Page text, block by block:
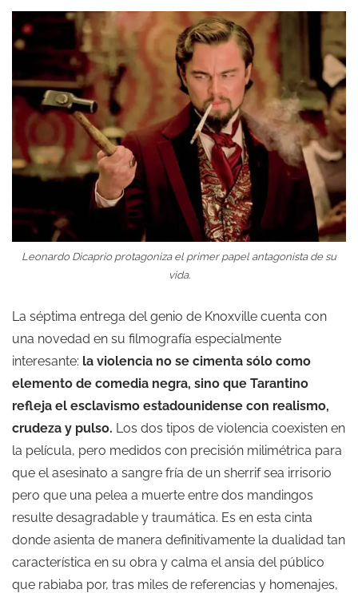
Leonardo Dicaprio protagoniza el primer papel antagonista de su
vida.
La séptima entrega del genio de Knoxville cuenta con
una novedad en su filmografía especialmente
interesante: la violencia no se cimenta sólo como
elemento de comedia negra, sino que Tarantino
refleja el esclavismo estadounidense con realismo,
crudeza y pulso. Los dos tipos de violencia coexisten en
la película, pero medidos con precisión milimétrica para
que el asesinato a sangre fría de un sherrif sea irrisorio
pero que una pelea a muerte entre dos mandingos
resulte desagradable y traumática. Es en esta cinta
donde asienta de manera definitivamente la dualidad tan
característica en su obra y calma el ansia del público
que rabiaba por, tras miles de referencias y homenajes,